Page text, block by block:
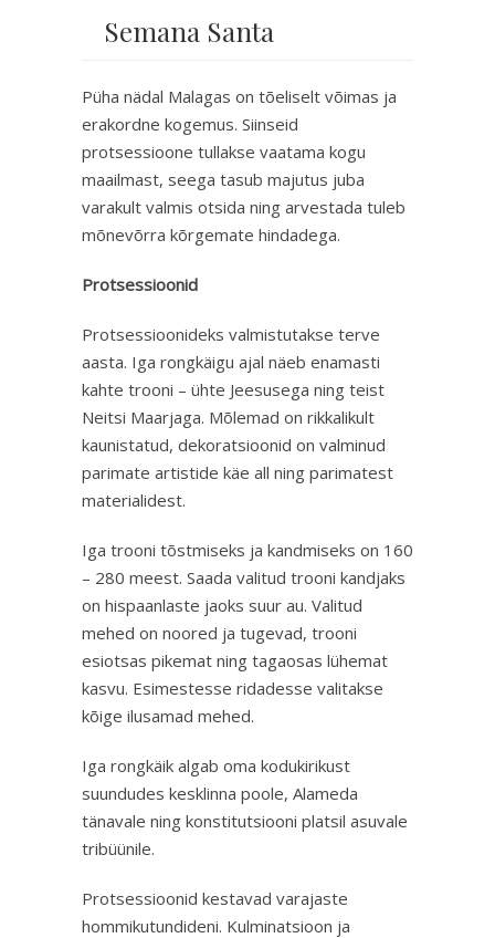
Semana Santa
Püha nädal Malagas on tõeliselt võimas ja
erakordne kogemus. Siinseid
protsessioone tullakse vaatama kogu
maailmast, seega tasub majutus juba
varakult valmis otsida ning arvestada tuleb
mõnevõrra kõrgemate hindadega.
Protsessioonid
Protsessioonideks valmistutakse terve
aasta. Iga rongkäigu ajal näeb enamasti
kahte trooni – ühte Jeesusega ning teist
Neitsi Maarjaga. Mõlemad on rikkalikult
kaunistatud, dekoratsioonid on valminud
parimate artistide käe all ning parimatest
materialidest.
Iga trooni tõstmiseks ja kandmiseks on 160
– 280 meest. Saada valitud trooni kandjaks
on hispaanlaste jaoks suur au. Valitud
mehed on noored ja tugevad, trooni
esiotsas pikemat ning tagaosas lühemat
kasvu. Esimestesse ridadesse valitakse
kõige ilusamad mehed.
Iga rongkäik algab oma kodukirikust
suundudes kesklinna poole, Alameda
tänavale ning konstitutsiooni platsil asuvale
tribüünile.
Protsessioonid kestavad varajaste
hommikutundideni. Kulminatsioon ja